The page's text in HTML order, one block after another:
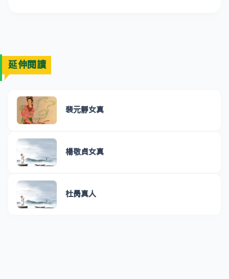
延伸閱讀
裴元靜女真
楊敬貞女真
杜昺真人